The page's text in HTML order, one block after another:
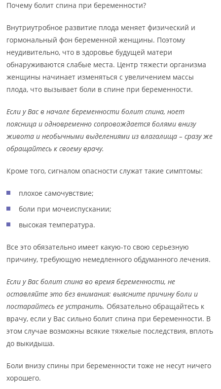
Почему болит спина при беременности?
Внутриутробное развитие плода меняет физический и
гормональный фон беременной женщины. Поэтому
неудивительно, что в здоровье будущей матери
обнаруживаются слабые места. Центр тяжести организма
женщины начинает изменяться с увеличением массы
плода, что вызывает боли в спине при беременности.
Если у Вас в начале беременности болит спина, ноет
поясница и одновременно сопровождается болями внизу
живота и необычными выделениями из влагалища – сразу же
обращайтесь к своему врачу.
Кроме того, сигналом опасности служат такие симптомы:
плохое самочувствие;
боли при мочеиспускании;
высокая температура.
Все это обязательно имеет какую-то свою серьезную
причину, требующую немедленного обдуманного лечения.
Если у Вас болит спина во время беременности, не
оставляйте это без внимания: выясните причину боли и
постарайтесь ее устранить. Обязательно обращайтесь к
врачу, если у Вас сильно болит спина при беременности. В
этом случае возможны всякие тяжелые последствия, вплоть
до выкидыша.
Боли внизу спины при беременности тоже не несут ничего
хорошего.